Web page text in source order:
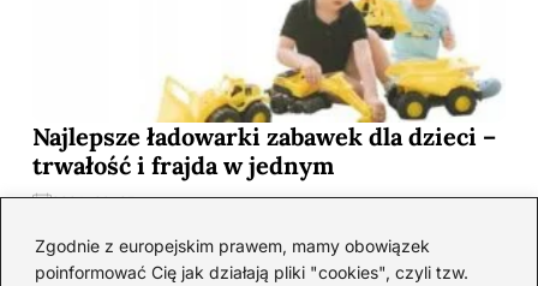
Zgodnie z europejskim prawem, mamy obowiązek
poinformować Cię jak działają pliki "cookies", czyli tzw.
Najlepsze ładowarki zabawek dla dzieci –
trwałość i frajda w jednym
2026-08-05